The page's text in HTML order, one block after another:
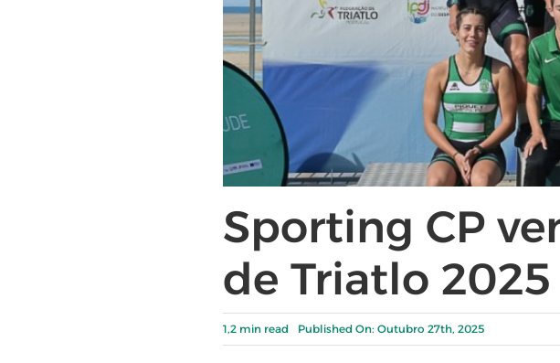
Sporting CP
de Triatlo 2025
1,2 min read Published On: Outubro 27th, 2025